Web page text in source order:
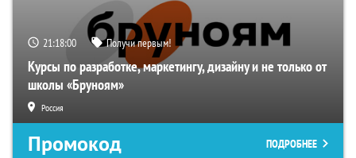
21:17:59 Получи первым!
Курсы по разработке, маркетингу, дизайну и не только от
школы «Бруноям»
Россия
Промокод ПОДРОБНЕЕ